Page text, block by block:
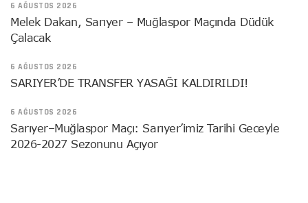
6 AĞUSTOS 2026
Melek Dakan, Sarıyer – Muğlaspor Maçında Düdük
Çalacak
6 AĞUSTOS 2026
SARIYER’DE TRANSFER YASAĞI KALDIRILDI!
6 AĞUSTOS 2026
Sarıyer–Muğlaspor Maçı: Sarıyer’imiz Tarihi Geceyle
2026-2027 Sezonunu Açıyor